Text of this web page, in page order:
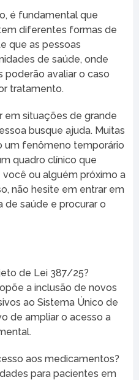
é fundamental que
diferentes formas de
que as pessoas
de saúde, onde
poderão avaliar o caso
tratamento.
em situações de grande
busque ajuda. Muitas
um fenômeno temporário
quadro clínico que
ou alguém próximo a
não hesite em entrar em
saúde e procurar o
de Lei 387/25?
a inclusão de novos
ao Sistema Único de
de ampliar o acesso a
aos medicamentos?
para pacientes em